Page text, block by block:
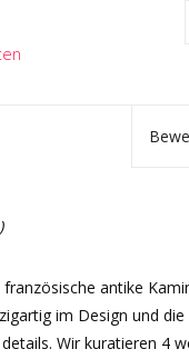
antike
im Design und
Wir kuratieren 4